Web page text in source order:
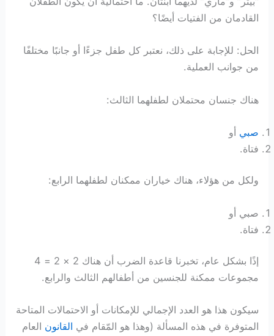
القادمان من الفتيات أيضًا؟
الحل: للإجابة على ذلك، نعتبر كل طفل جزءًا أو جانبًا مختلفًا
من جوانب العملية.
هناك جنسان محتملان لطفلهما الثالث:
صبي أو
فتاة.
ولكل من هؤلاء، هناك خياران ممكنان لطفلهما الرابع:
صبي أو
فتاة.
إذًا بشكل عام، تخبرنا قاعدة الضرب أن هناك 2 × 2 = 4
مجموعات ممكنة للجنسين من أطفالهم الثالث والرابع.
سيكون هذا هو العدد الإجمالي للإمكانات أو الاحتمالات المتاحة
المتوفرة في هذه المسألة (وهذا هو المّقام في القانون العام